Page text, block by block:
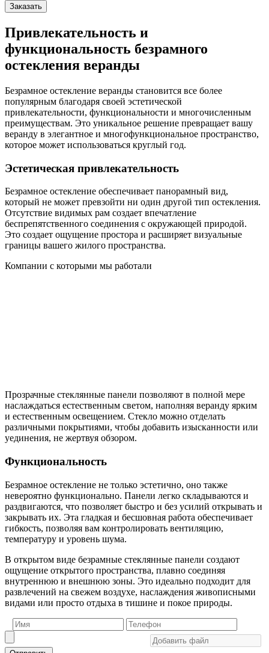
Заказать
Привлекательность и
функциональность безрамного
остекления веранды
Безрамное остекление веранды становится все более
популярным благодаря своей эстетической
привлекательности, функциональности и многочисленным
преимуществам. Это уникальное решение превращает вашу
веранду в элегантное и многофункциональное пространство,
которое может использоваться круглый год.
Эстетическая привлекательность
Безрамное остекление обеспечивает панорамный вид,
который не может превзойти ни один другой тип остекления.
Отсутствие видимых рам создает впечатление
беспрепятственного соединения с окружающей природой.
Это создает ощущение простора и расширяет визуальные
границы вашего жилого пространства.
Компании с которыми мы работали
Прозрачные стеклянные панели позволяют в полной мере
наслаждаться естественным светом, наполняя веранду ярким
и естественным освещением. Стекло можно отделать
различными покрытиями, чтобы добавить изысканности или
уединения, не жертвуя обзором.
Функциональность
Безрамное остекление не только эстетично, оно также
невероятно функционально. Панели легко складываются и
раздвигаются, что позволяет быстро и без усилий открывать и
закрывать их. Эта гладкая и бесшовная работа обеспечивает
гибкость, позволяя вам контролировать вентиляцию,
температуру и уровень шума.
В открытом виде безрамные стеклянные панели создают
ощущение открытого пространства, плавно соединяя
внутреннюю и внешнюю зоны. Это идеально подходит для
развлечений на свежем воздухе, наслаждения живописными
видами или просто отдыха в тишине и покое природы.